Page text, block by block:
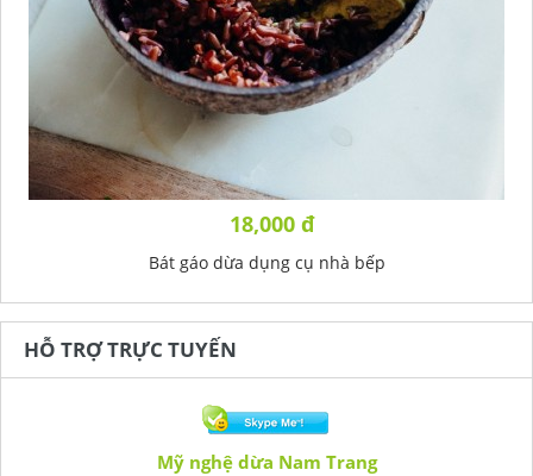
18,000 đ
Bát gáo dừa dụng cụ nhà bếp
HỖ TRỢ TRỰC TUYẾN
Mỹ nghệ dừa Nam Trang